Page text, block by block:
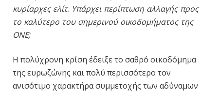
κυρίαρχες ελίτ. Υπάρχει περίπτωση αλλαγής προς
το καλύτερο του σημερινού οικοδομήματος της
ΟΝΕ;
Η πολύχρονη κρίση έδειξε το σαθρό οικοδόμημα
της ευρωζώνης και πολύ περισσότερο τον
ανισότιμο χαρακτήρα συμμετοχής των αδύναμων